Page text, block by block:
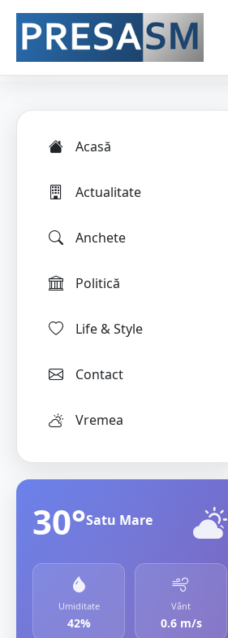
Acasă
Actualitate
Anchete
Politică
Life & Style
Contact
Vremea
30°Satu Mare
Umiditate
42%
Vânt
0.6 m/s